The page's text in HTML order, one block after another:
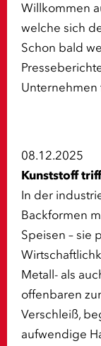
Willkommen
welche sich
Schon bald
Unternehmen
08.12.2025
Kunststoff
In der
Backformen
Speisen – sie
Metall- als
offenbaren
Verschleiß,
aufwendige